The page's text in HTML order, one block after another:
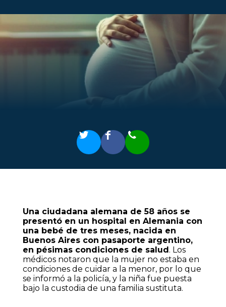
Una ciudadana alemana de 58 años se
presentó en un hospital en Alemania con
una bebé de tres meses, nacida en
Buenos Aires con pasaporte argentino,
en pésimas condiciones de salud. Los
médicos notaron que la mujer no estaba en
condiciones de cuidar a la menor, por lo que
se informó a la policía, y la niña fue puesta
bajo la custodia de una familia sustituta.